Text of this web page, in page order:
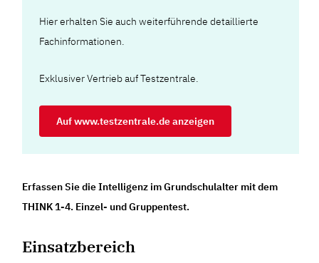
Hier erhalten Sie auch weiterführende detaillierte
Fachinformationen.
Exklusiver Vertrieb auf Testzentrale.
Auf www.testzentrale.de anzeigen
Erfassen Sie die Intelligenz im Grundschulalter mit dem
THINK 1-4. Einzel- und Gruppentest.
Einsatzbereich